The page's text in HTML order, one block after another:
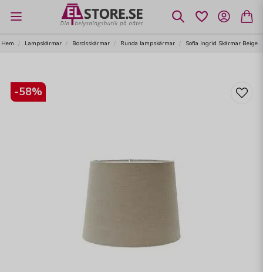
Hem Lampskärmar Bordsskärmar Runda lampskärmar Sofia Ingrid Skärmar Beige
-58%